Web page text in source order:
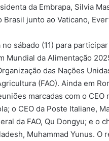
da Embrapa, Silvia
Brasil junto ao Vaticano,
sábado (11) para
Mundial da Alimentação
das Nações
(FAO). Ainda em
marcadas com o CEO
o CEO da Poste Italiane,
da FAO, Qu Dongyu; e o
Muhammad Yunus. O